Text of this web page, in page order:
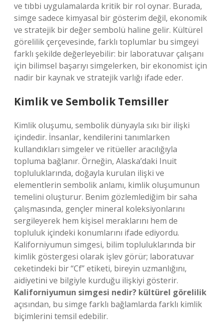
ve tıbbi uygulamalarda kritik bir rol oynar. Burada,
simge sadece kimyasal bir gösterim değil, ekonomik
ve stratejik bir değer sembolü haline gelir. Kültürel
görelilik çerçevesinde, farklı toplumlar bu simgeyi
farklı şekilde değerleyebilir: bir laboratuvar çalışanı
için bilimsel başarıyı simgelerken, bir ekonomist için
nadir bir kaynak ve stratejik varlığı ifade eder.
Kimlikve Sembolik Temsiller
Kimlik oluşumu, sembolik dünyayla sıkı bir ilişki
içindedir. İnsanlar, kendilerini tanımlarken
kullandıkları simgeler ve ritüeller aracılığıyla
topluma bağlanır. Örneğin, Alaska’daki Inuit
topluluklarında, doğayla kurulan ilişki ve
elementlerin sembolik anlamı, kimlik oluşumunun
temelini oluşturur. Benim gözlemlediğim bir saha
çalışmasında, gençler mineral koleksiyonlarını
sergileyerek hem kişisel meraklarını hem de
topluluk içindeki konumlarını ifade ediyordu.
Kaliforniyumun simgesi, bilim topluluklarında bir
kimlik göstergesi olarak işlev görür; laboratuvar
ceketindeki bir “Cf” etiketi, bireyin uzmanlığını,
aidiyetini ve bilgiyle kurduğu ilişkiyi gösterir.
Kaliforniyumun simgesi nedir? kültürel görelilik
açısından, bu simge farklı bağlamlarda farklı kimlik
biçimlerini temsil edebilir.